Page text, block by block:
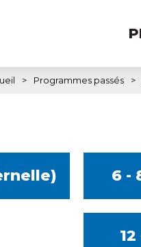
> Programmes passés >
6 -